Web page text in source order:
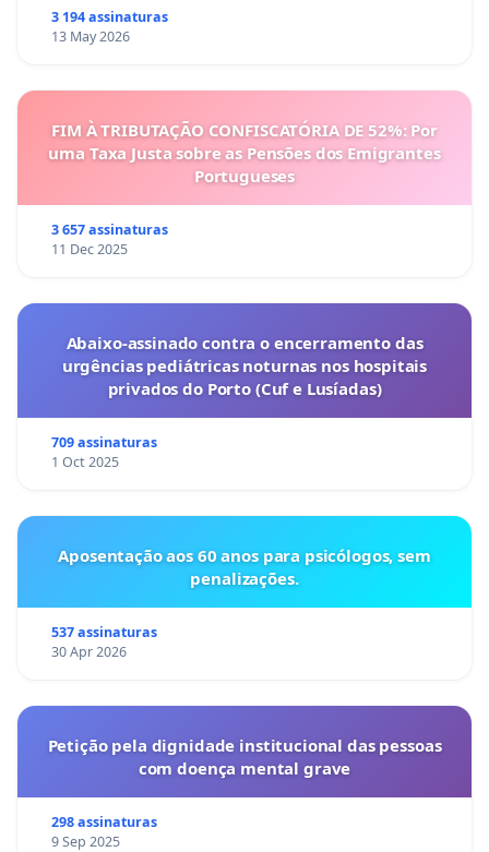
3 194 assinaturas
13 May 2026
FIM À TRIBUTAÇÃO CONFISCATÓRIA DE 52%: Por
uma Taxa Justa sobre as Pensões dos Emigrantes
Portugueses
3 657 assinaturas
11 Dec 2025
Abaixo-assinado contra o encerramento das
urgências pediátricas noturnas nos hospitais
privados do Porto (Cuf e Lusíadas)
709 assinaturas
1 Oct 2025
Aposentação aos 60 anos para psicólogos, sem
penalizações.
537 assinaturas
30 Apr 2026
Petição pela dignidade institucional das pessoas
com doença mental grave
298 assinaturas
9 Sep 2025